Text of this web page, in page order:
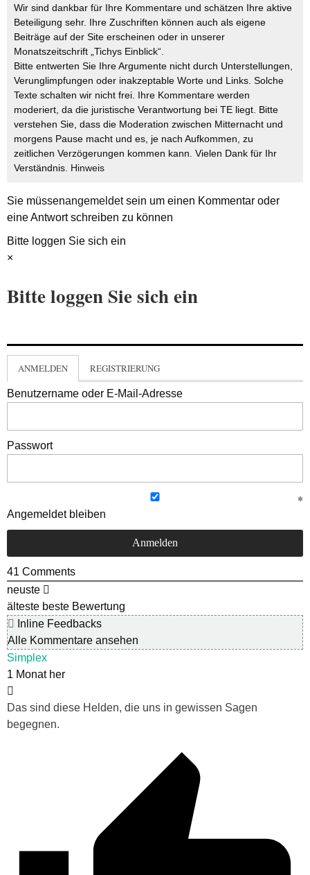
Wir sind dankbar für Ihre Kommentare und schätzen Ihre aktive
Beteiligung sehr. Ihre Zuschriften können auch als eigene
Beiträge auf der Site erscheinen oder in unserer
Monatszeitschrift „Tichys Einblick“.
Bitte entwerten Sie Ihre Argumente nicht durch Unterstellungen,
Verunglimpfungen oder inakzeptable Worte und Links. Solche
Texte schalten wir nicht frei. Ihre Kommentare werden
moderiert, da die juristische Verantwortung bei TE liegt. Bitte
verstehen Sie, dass die Moderation zwischen Mitternacht und
morgens Pause macht und es, je nach Aufkommen, zu
zeitlichen Verzögerungen kommen kann. Vielen Dank für Ihr
Verständnis. Hinweis
Sie müssenangemeldetsein um einen Kommentar oder
eine Antwort schreiben zu können
Bitte loggen Sie sich ein
×
Bitte loggen Sie sich ein
ANMELDEN REGISTRIERUNG
Benutzername oder E-Mail-Adresse
Passwort
Angemeldet bleiben
41 Comments
neuste
älteste beste Bewertung
Inline Feedbacks
Alle Kommentare ansehen
Simplex
1 Monat her
Das sind diese Helden, die uns in gewissen Sagen
begegnen.